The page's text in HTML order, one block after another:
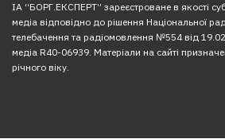
ІА “БОРГ.ЕКСПЕРТ” зареєстроване в якості
медіа відповідно до рішення Національної
телебачення та радіомовлення №554 від
медіа R40-06939. Матеріали на сайті
річного віку.